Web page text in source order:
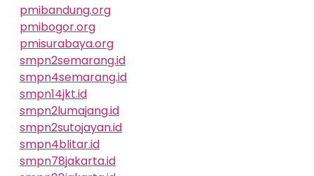
pmibandung.org
pmibogor.org
pmisurabaya.org
smpn2semarang.id
smpn4semarang.id
smpn14jkt.id
smpn2lumajang.id
smpn2sutojayan.id
smpn4blitar.id
smpn78jakarta.id